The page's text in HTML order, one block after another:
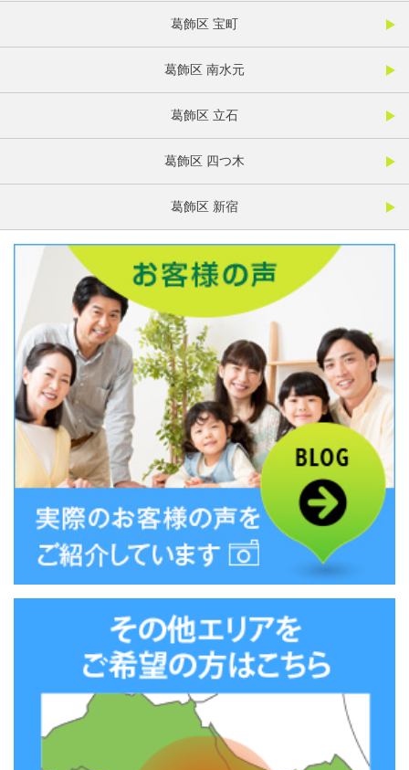
葛飾区 宝町
葛飾区 南水元
葛飾区 立石
葛飾区 四つ木
葛飾区 新宿